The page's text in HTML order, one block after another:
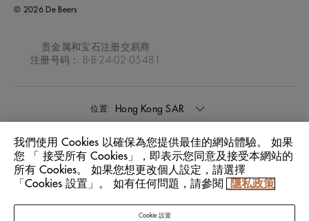
© 2026 De Beers
贵金属和宝石注册交易商
注册号码： B-B-24-02-05481
位置: Hong Kong SAR
語言: 中文
我們使用 Cookies 以確保為您提供最佳的網站體驗。 如果
您 「 接受所有 Cookies」，即表示您同意及接受本網站的
所有 Cookies。 如果您想更改個人設定，請選擇
「Cookies 設置」。 如有任何問題，請參閱
隱私政策
Cookie 設置